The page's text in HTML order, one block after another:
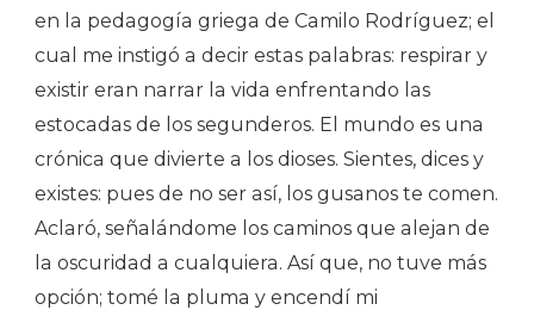
en la pedagogía griega de Camilo Rodríguez; el
cual me instigó a decir estas palabras: respirar y
existir eran narrar la vida enfrentando las
estocadas de los segunderos. El mundo es una
crónica que divierte a los dioses. Sientes, dices y
existes: pues de no ser así, los gusanos te comen.
Aclaró, señalándome los caminos que alejan de
la oscuridad a cualquiera. Así que, no tuve más
opción; tomé la pluma y encendí mi